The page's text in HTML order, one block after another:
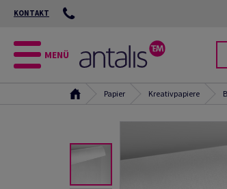
KONTAKT
MENÜ
Papier Kreativpapiere